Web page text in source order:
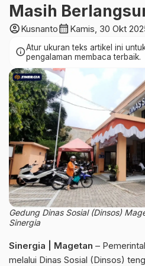
Masih
account_circleKusnantocalendar_month Kamis, 30 Okt
infoAtur ukuran teks artikel ini
pengalaman membaca terbaik.
Gedung Dinas Sosial (Dinsos)
Sinergia
Sinergia | Magetan –
melalui Dinas Sosial (Dinsos)